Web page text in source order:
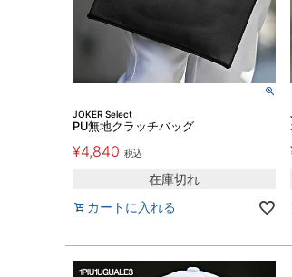
JOKER Select
PU無地クラッチバッグ
¥4,840 税込
在庫切れ
カートに入れる